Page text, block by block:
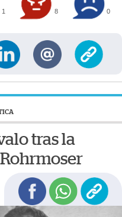
1 8 0
tras la